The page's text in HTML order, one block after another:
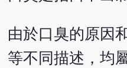
由於口臭的原因
等不同描述，均